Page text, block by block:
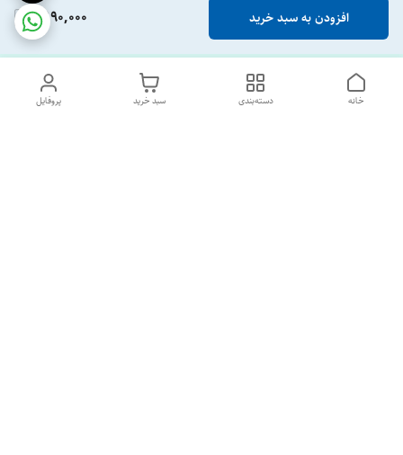
2,190,000 افزودن به سبد خرید
پروفایل سبد خرید دسته‌بندی خانه